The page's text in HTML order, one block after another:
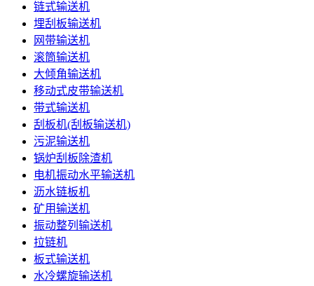
链式输送机
埋刮板输送机
网带输送机
滚筒输送机
大倾角输送机
移动式皮带输送机
带式输送机
刮板机(刮板输送机)
污泥输送机
锅炉刮板除渣机
电机振动水平输送机
沥水链板机
矿用输送机
振动整列输送机
拉链机
板式输送机
水冷螺旋输送机